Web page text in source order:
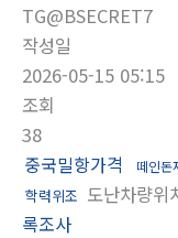
TG@BSECRET7
작성일
2026-05-15 05:15
조회
38
중국밀항가격
떼인돈
학력위조 도난차량위
록조사